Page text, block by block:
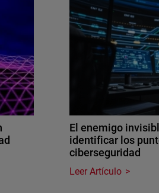
El enemigo
identificar los
ciberseguridad
Leer Artículo